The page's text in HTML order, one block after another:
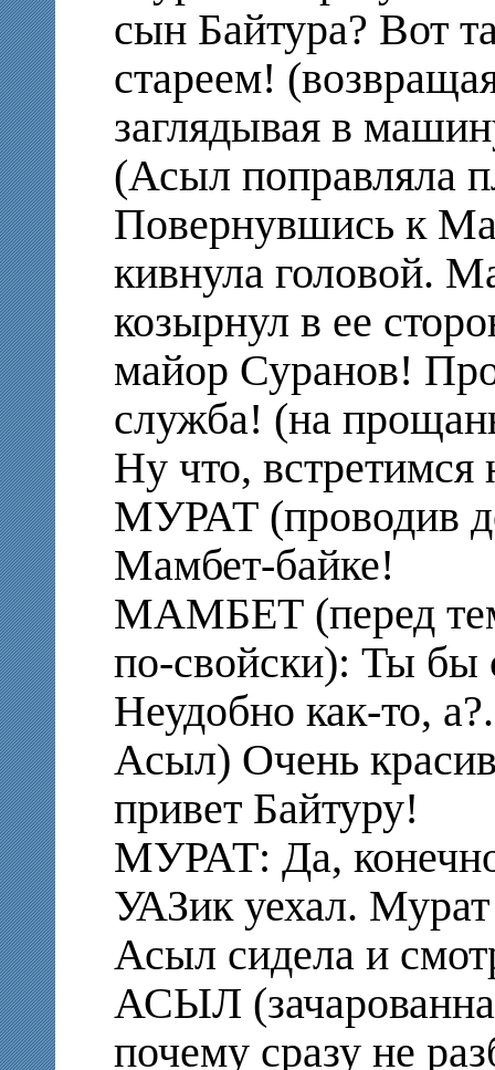
сын Байтура? Вот
стареем!
заглядывая в
(Асыл поправляла
Повернувшись к
кивнула головой.
козырнул в ее
майор Суранов!
служба! (на
Ну что, встретимся
МУРАТ (проводив
Мамбет-байке!
МАМБЕТ (перед тем
по-свойски): Ты бы
Неудобно как-то,
Асыл) Очень
привет Байтуру!
МУРАТ: Да,
УАЗик уехал.
Асыл сидела и
АСЫЛ
почему сразу не